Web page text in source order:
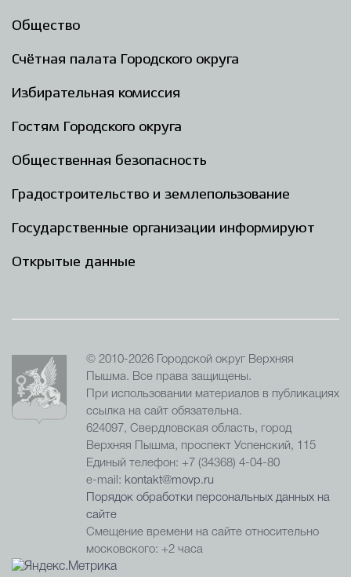
Общество
Счётная палата Городского округа
Избирательная комиссия
Гостям Городского округа
Общественная безопасность
Градостроительство и землепользование
Государственные организации информируют
Открытые данные
© 2010-2026 Городской округ Верхняя
Пышма. Все права защищены.
При использовании материалов в публикациях
ссылка на сайт обязательна.
624097, Свердловская область, город
Верхняя Пышма, проспект Успенский, 115
Единый телефон: +7 (34368) 4-04-80
e-mail: kontakt@movp.ru
Порядок обработки персональных данных на
сайте
Смещение времени на сайте относительно
московского: +2 часа